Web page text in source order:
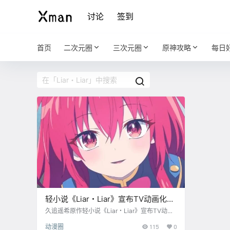
讨论 签到
首页 二次元圈 三次元圈 原神攻略 每日
轻小说《Liar・Liar》宣布TV动画化，
2023年开播
久追遥希原作轻小说《Liar・Liar》宣布TV动画
从谎言开始——。」最强无败的学园头脑游戏开
动漫圈 115 0